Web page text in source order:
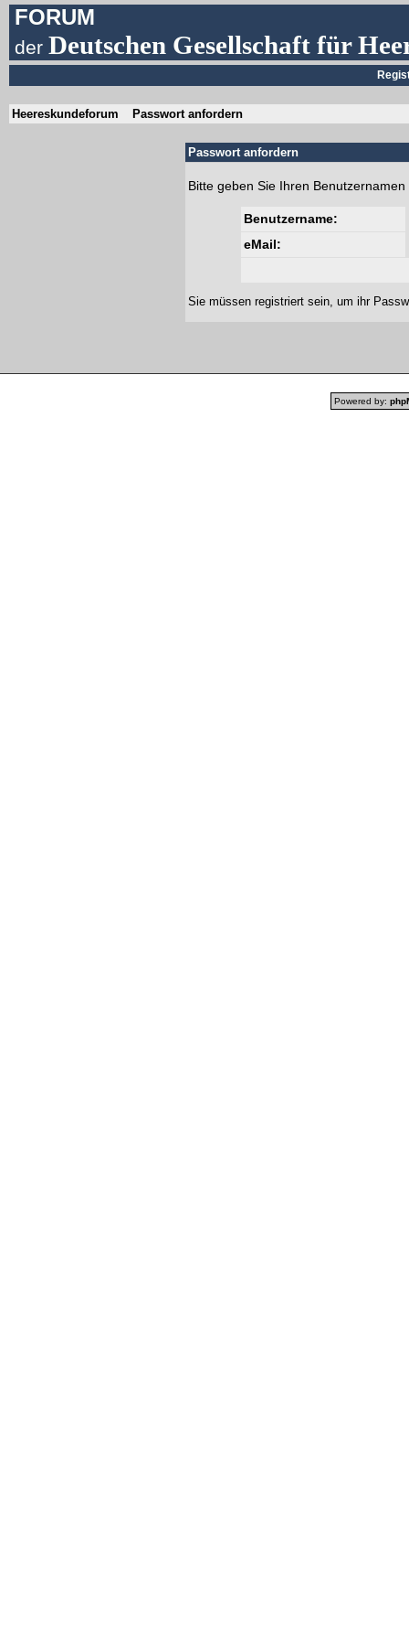
FORUM
derDeutschen Gesellschaft für
Heereskundeforum Passwort anfordern
Passwort anfordern
Bitte geben Sie Ihren
Benutzername:
eMail:
Sie müssenregistriert sein, um ihr
Powered by: